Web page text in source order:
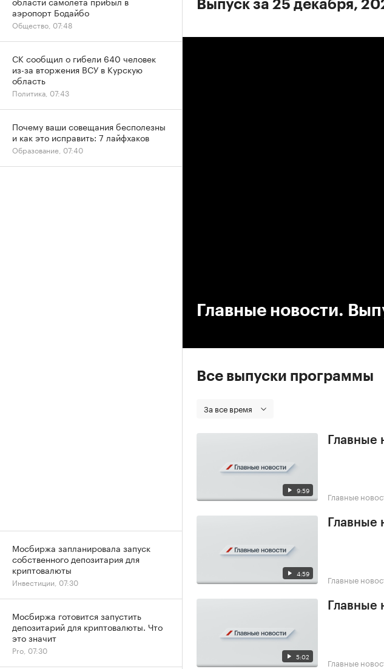
Выпуск за 25 декабря,
Главные новости.
Все выпуски программы
За все время
9:59
Главные
Главные
4:59 Главные
5:02 Главные
аэропорт Бодайбо
Общество, 07:48
СК сообщил о гибели 640 человек
из-за вторжения ВСУ в Курскую
область
Политика, 07:43
Почему ваши совещания бесполезны
и как это исправить: 7 лайфхаков
Образование, 07:40
Мосбиржа запланировала запуск
собственного депозитария для
криптовалюты
Инвестиции, 07:30
Мосбиржа готовится запустить
депозитарий для криптовалюты. Что
это значит
Pro, 07:30